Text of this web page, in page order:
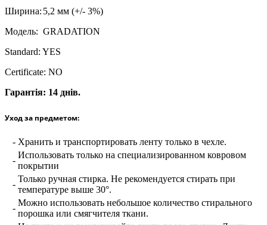
Ширина: 5,2 мм (+/- 3%)
Модель: GRADATION
Standard: YES
Certificate: NO
Гарантія: 14 днів.
Уход за предметом:
- Хранить и транспортировать ленту только в чехле.
-
Использовать только на специализированном ковровом
покрытии
-
Только ручная стирка. Не рекомендуется стирать при
температуре выше 30°.
-
Можно использовать небольшое количество стирального
порошка или смягчителя ткани.